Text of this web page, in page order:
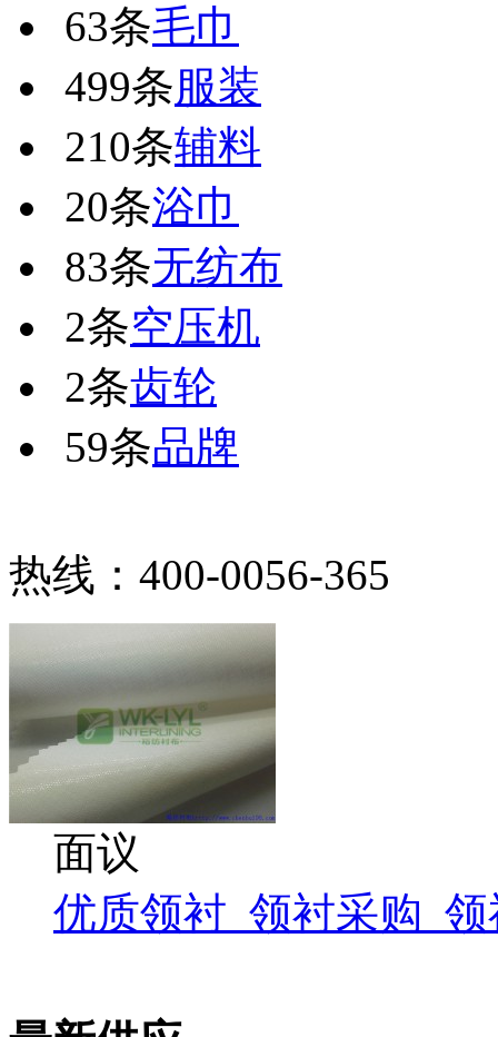
63条毛巾
499条服装
210条辅料
20条浴巾
83条无纺布
2条空压机
2条齿轮
59条品牌
热线：400-0056-365
面议
优质领衬_领衬采购_